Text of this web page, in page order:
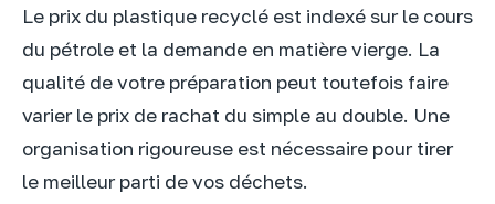
Le prix du plastique recyclé est indexé sur le cours
du pétrole et la demande en matière vierge. La
qualité de votre préparation peut toutefois faire
varier le prix de rachat du simple au double. Une
organisation rigoureuse est nécessaire pour tirer
le meilleur parti de vos déchets.